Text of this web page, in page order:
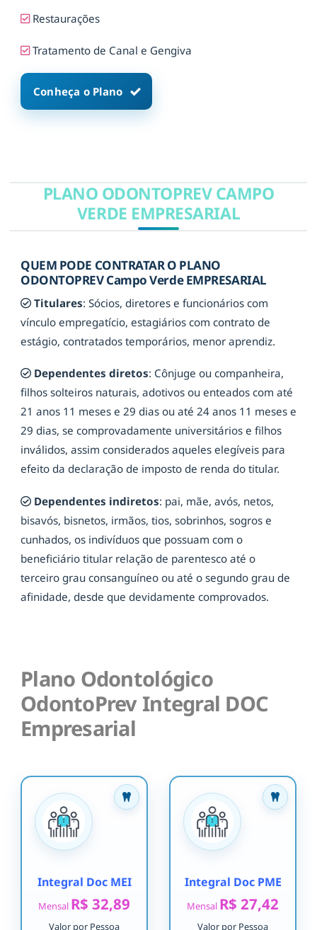
Restaurações
Tratamento de Canal e Gengiva
Conheça o Plano
PLANO ODONTOPREV CAMPO
VERDE EMPRESARIAL
QUEM PODE CONTRATAR O PLANO
ODONTOPREV Campo Verde EMPRESARIAL
Titulares: Sócios, diretores e funcionários com
vínculo empregatício, estagiários com contrato de
estágio, contratados temporários, menor aprendiz.
Dependentes diretos: Cônjuge ou companheira,
filhos solteiros naturais, adotivos ou enteados com até
21 anos 11 meses e 29 dias ou até 24 anos 11 meses e
29 dias, se comprovadamente universitários e filhos
inválidos, assim considerados aqueles elegíveis para
efeito da declaração de imposto de renda do titular.
Dependentes indiretos: pai, mãe, avós, netos,
bisavós, bisnetos, irmãos, tios, sobrinhos, sogros e
cunhados, os indivíduos que possuam com o
beneficiário titular relação de parentesco até o
terceiro grau consanguíneo ou até o segundo grau de
afinidade, desde que devidamente comprovados.
Plano Odontológico
OdontoPrev Integral DOC
Empresarial
Integral Doc MEI
Mensal R$ 32,89
Valor por Pessoa
Integral Doc PME
Mensal R$ 27,42
Valor por Pessoa